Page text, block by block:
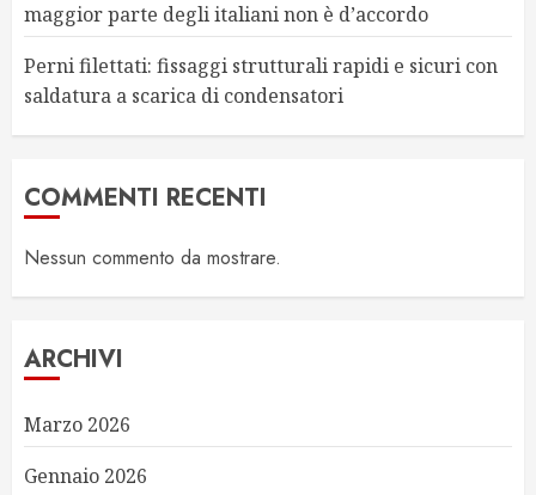
maggior parte degli italiani non è d’accordo
Perni filettati: fissaggi strutturali rapidi e sicuri con
saldatura a scarica di condensatori
COMMENTI RECENTI
Nessun commento da mostrare.
ARCHIVI
Marzo 2026
Gennaio 2026